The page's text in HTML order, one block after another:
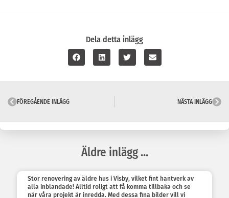
Dela detta inlägg
FÖREGÅENDE INLÄGG NÄSTA INLÄGG
Äldre inlägg ...
Stor renovering av äldre hus i Visby, vilket fint hantverk av
alla inblandade! Alltid roligt att få komma tillbaka och se
när våra projekt är inredda. Med dessa fina bilder vill vi